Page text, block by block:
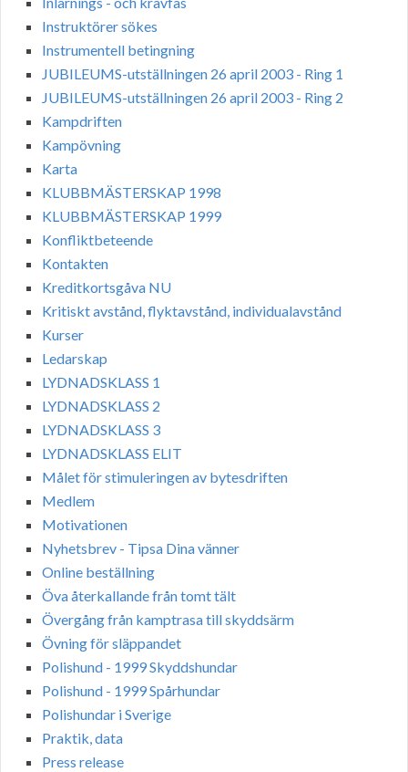
Instruktörer sökes
Instrumentell betingning
JUBILEUMS-utställningen 26 april 2003 - Ring 1
JUBILEUMS-utställningen 26 april 2003 - Ring 2
Kampdriften
Kampövning
Karta
KLUBBMÄSTERSKAP 1998
KLUBBMÄSTERSKAP 1999
Konfliktbeteende
Kontakten
Kreditkortsgåva NU
Kritiskt avstånd, flyktavstånd, individualavstånd
Kurser
Ledarskap
LYDNADSKLASS 1
LYDNADSKLASS 2
LYDNADSKLASS 3
LYDNADSKLASS ELIT
Målet för stimuleringen av bytesdriften
Medlem
Motivationen
Nyhetsbrev - Tipsa Dina vänner
Online beställning
Öva återkallande från tomt tält
Övergång från kamptrasa till skyddsärm
Övning för släppandet
Polishund - 1999 Skyddshundar
Polishund - 1999 Spårhundar
Polishundar i Sverige
Praktik, data
Press release